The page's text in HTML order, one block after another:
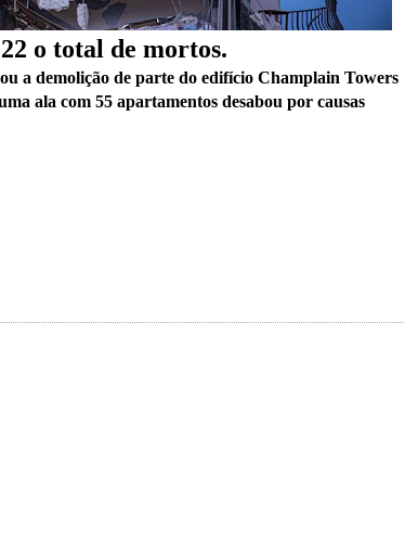
o total de mortos.
a demolição de parte do edifício Champlain Towers
ala com 55 apartamentos desabou por causas